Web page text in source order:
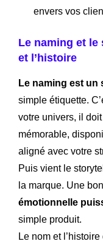
envers vos
Le naming et
et l’histoire
Le naming est un
simple étiquette.
votre univers, il
mémorable,
aligné avec votre
Puis vient le
la marque. Une
émotionnelle
simple produit.
Le nom et